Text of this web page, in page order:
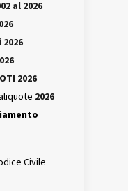
al 2026
2026
2026
Civile